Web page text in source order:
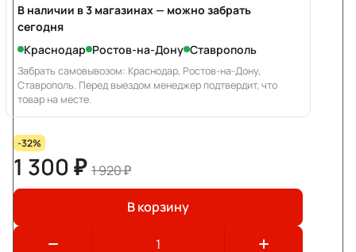
В наличии в 3 магазинах — можно забрать
сегодня
Краснодар Ростов-на-Дону Ставрополь
Забрать самовывозом: Краснодар, Ростов-на-Дону,
Ставрополь. Перед выездом менеджер подтвердит, что
товар на месте.
-32%
1 300 ₽ 1 920 ₽
В корзину